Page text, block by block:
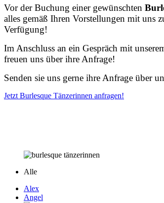
VorderBuchung einer gewünschten
alles gemäß Ihren Vorstellungen mit uns
Verfügung!
Im Anschluss an ein Gespräch mit
freuen uns über ihre Anfrage!
Senden sie uns gerne ihre Anfrage über
Jetzt Burlesque Tänzerinnen anfragen!
Alle
Alex
Angel